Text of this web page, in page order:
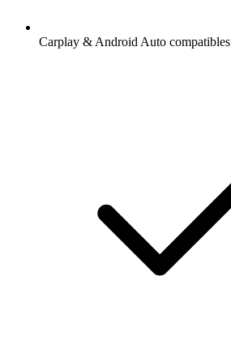
Carplay & Android Auto compatibles